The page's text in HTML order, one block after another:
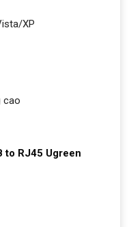
XP
cao
to RJ45 Ugreen